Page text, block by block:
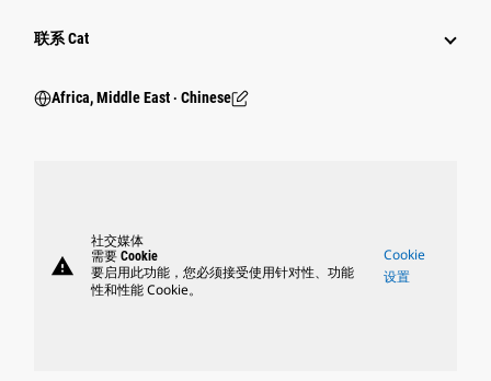
行业
联系 Cat
Africa, Middle East ‧ Chinese
warning
社交媒体
需要 Cookie
要启用此功能，您必须接受使用针对性、功能
性和性能 Cookie。
Cookie
设置